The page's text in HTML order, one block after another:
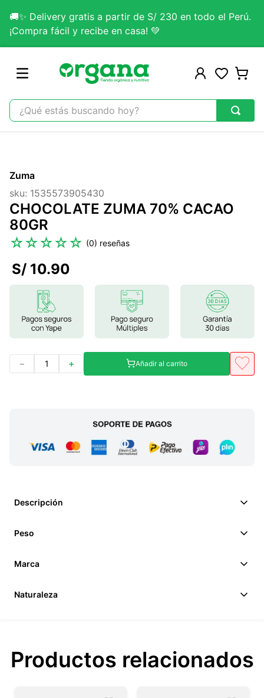
🚚✨ Delivery gratis a partir de S/ 230 en todo el Perú.
¡Compra fácil y recibe en casa! 💚
¿Qué estás buscando hoy?
2.
3.
colageno
4.
kefir
5 .
lab nutrition
magnesio
9.
melena leon
Zuma
sku: 1535573905430
CHOCOLATE ZUMA 70% CACAO
80GR
☆☆☆☆☆ (0)
S/ 10.90
＋
－ Añadir al carrito
Descripción
Peso
Marca
Naturaleza
Productos relacionados